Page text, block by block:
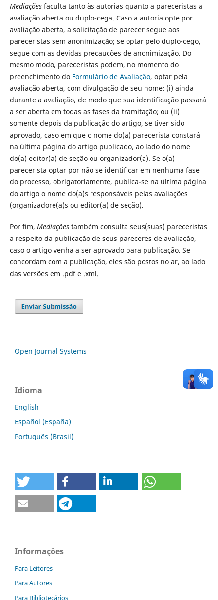
Mediaçõesfaculta tanto às autorias quanto a pareceristas a
avaliação aberta ou duplo-cega. Caso a autoria opte por
avaliação aberta, a solicitação de parecer segue aos
pareceristas sem anonimização; se optar pelo duplo-cego,
segue com as devidas precauções de anonimização. Do
mesmo modo, pareceristas podem, no momento do
preenchimento do Formulário de Avaliação, optar pela
avaliação aberta, com divulgação de seu nome: (i) ainda
durante a avaliação, de modo que sua identificação passará
a ser aberta em todas as fases da tramitação; ou (ii)
somente depois da publicação do artigo, se tiver sido
aprovado, caso em que o nome do(a) parecerista constará
na última página do artigo publicado, ao lado do nome
do(a) editor(a) de seção ou organizador(a). Se o(a)
parecerista optar por não se identificar em nenhuma fase
do processo, obrigatoriamente, publica-se na última página
do artigo o nome do(a)s responsáveis pelas avaliações
(organizadore(a)s ou editor(a) de seção).
Por fim, Mediaçõestambém consulta seus(suas) pareceristas
a respeito da publicação de seus pareceres de avaliação,
caso o artigo venha a ser aprovado para publicação. Se
concordam com a publicação, eles são postos no ar, ao lado
das versões em .pdf e .xml.
Open Journal Systems
Idioma
English
Español (España)
Português (Brasil)
Informações
Para Leitores
Para Autores
Para Bibliotecários